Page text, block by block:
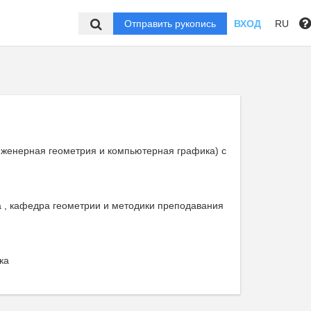
Отправить рукопись ВХОД RU
геометрия и компьютерная графика) с
, кафедра геометрии и методики преподавания